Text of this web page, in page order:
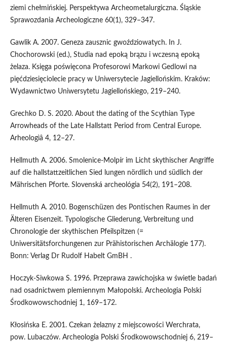
ziemi chełmińskiej. Perspektywa Archeometalurgiczna. Śląskie
Sprawozdania Archeologiczne 60(1), 329–347.
Gawlik A. 2007. Geneza zausznic gwoździowatych. In J.
Chochorowski (ed.), Studia nad epoką brązu i wczesną epoką
żelaza. Księga poświęcona Profesorowi Markowi Gedlowi na
pięćdziesięciolecie pracy w Uniwersytecie Jagiellońskim. Kraków:
Wydawnictwo Uniwersytetu Jagiellońskiego, 219–240.
Grechko D. S. 2020. About the dating of the Scythian Type
Arrowheads of the Late Hallstatt Period from Central Europe.
Arheologìâ 4, 12–27.
Hellmuth A. 2006. Smolenice-Molpír im Licht skythischer Angriffe
auf die hallstattzeitlichen Sied lungen nördlich und südlich der
Mährischen Pforte. Slovenská archeológia 54(2), 191–208.
Hellmuth A. 2010. Bogenschüzen des Pontischen Raumes in der
Älteren Eisenzeit. Typologische Gliederung, Verbreitung und
Chronologie der skythischen Pfeilspitzen (=
Uniwersitätsforchungenen zur Prähistorischen Archälogie 177).
Bonn: Verlag Dr Rudolf Habelt GmBH .
Hoczyk-Siwkowa S. 1996. Przeprawa zawichojska w świetle badań
nad osadnictwem plemiennym Małopolski. Archeologia Polski
Środkowowschodniej 1, 169–172.
Kłosińska E. 2001. Czekan żelazny z miejscowości Werchrata,
pow. Lubaczów. Archeologia Polski Środkowowschodniej 6, 219–